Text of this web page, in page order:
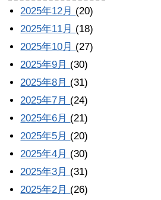
2025年12月 (20)
2025年11月 (18)
2025年10月 (27)
2025年9月 (30)
2025年8月 (31)
2025年7月 (24)
2025年6月 (21)
2025年5月 (20)
2025年4月 (30)
2025年3月 (31)
2025年2月 (26)